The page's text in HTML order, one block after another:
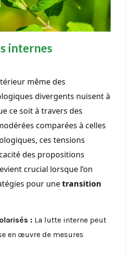
internes
même des
divergents nuisent à
ce soit à travers des
comparées à celles
ces tensions
des propositions
crucial lorsque l’on
pour unetransition
: La lutte interne peut
en œuvre de mesures